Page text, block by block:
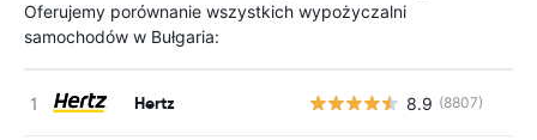
Oferujemy porównanie wszystkich wypożyczalni
samochodów w Bułgaria:
Hertz 8.9 (8807)